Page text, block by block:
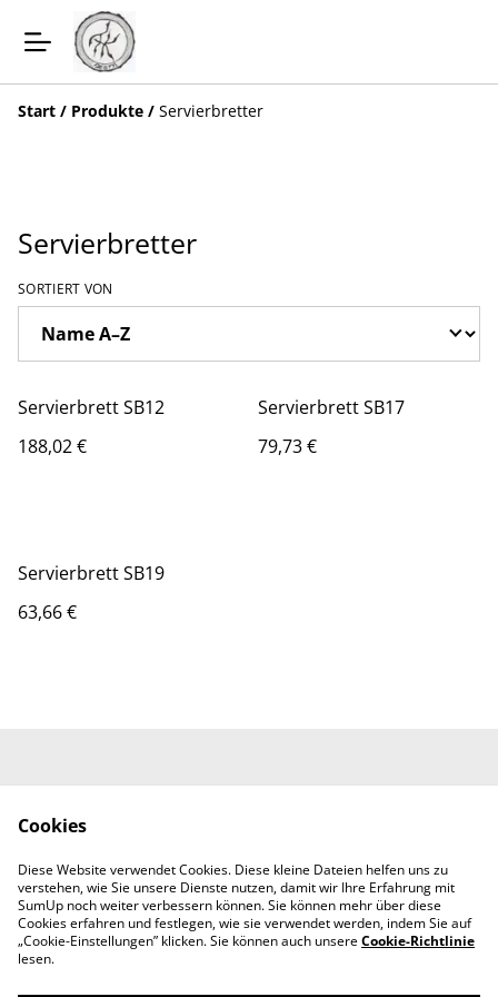
Start / Produkte / Servierbretter
Servierbretter
SORTIERT VON
Servierbrett SB12
188,02 €
Servierbrett SB17
79,73 €
Servierbrett SB19
63,66 €
Kontakt
Allgemeine
g
Cookie Policy
Cookies
Diese Website verwendet Cookies. Diese kleine Dateien helfen uns zu
verstehen, wie Sie unsere Dienste nutzen, damit wir Ihre Erfahrung mit
SumUp noch weiter verbessern können. Sie können mehr über diese
Cookies erfahren und festlegen, wie sie verwendet werden, indem Sie auf
„Cookie-Einstellungen” klicken. Sie können auch unsereCookie-Richtlinie
lesen.